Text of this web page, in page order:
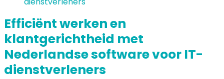
Efficiënt werken en
klantgerichtheid met
Nederlandse software voor IT-
dienstverleners